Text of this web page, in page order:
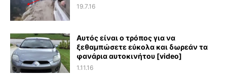
19.7.16
Αυτός είναι ο τρόπος για να
ξεθαμπώσετε εύκολα και δωρεάν τα
φανάρια αυτοκινήτου [video]
1.11.16